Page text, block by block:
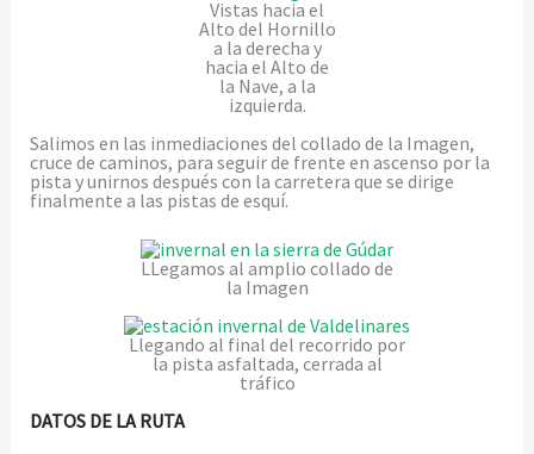
Vistas hacia el
Alto del Hornillo
a la derecha y
hacia el Alto de
la Nave, a la
izquierda.
Salimos en las inmediaciones del collado de la Imagen,
cruce de caminos, para seguir de frente en ascenso por la
pista y unirnos después con la carretera que se dirige
finalmente a las pistas de esquí.
LLegamos al amplio collado de
la Imagen
Llegando al final del recorrido por
la pista asfaltada, cerrada al
tráfico
DATOS DE LA RUTA